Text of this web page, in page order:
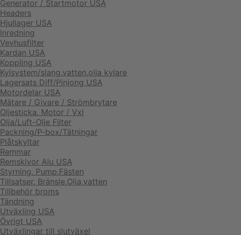
Generator / Startmotor USA
Headers
Hjullager USA
Inredning
Vevhusfilter
Kardan USA
Koppling USA
Kylsystem/slang.vatten,olja kylare
Lagersats Diff/Pinjong USA
Motordelar USA
Mätare / Givare / Strömbrytare
Oljesticka. Motor / Vxl
Olja/Luft-Olje Filter
Packning/P-box/Tätningar
Plåtskyltar
Remmar
Remskivor Alu USA
Styrning. Pump,Fästen
Tillsatser. Bränsle,Olja,vatten
Tillbehör broms
Tändning
Utväxling USA
Övrigt USA
Utväxlingar till slutväxel